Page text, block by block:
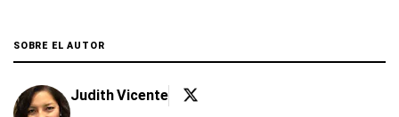
SOBRE EL AUTOR
Judith Vicente